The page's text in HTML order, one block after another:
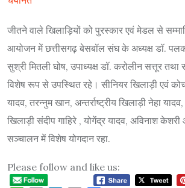
जीतने वाले खिलाड़ियों को पुरस्कार एवं मेडल से
आयोजन में छत्तीसगढ़ बेसबॉल संघ के अध्यक्ष डॉ.
सुश्री मितली घोष, उपाध्यक्ष डॉ. करोलीन सत्तूर
विशेष रूप से उपस्थित रहे। सीनियर खिलाड़ी एवं
यादव, तरन्नुम खान, अन्तर्राष्ट्रीय खिलाड़ी नेहा
खिलाड़ी संदीप गाहिरे , योगेंद्र यादव, अविनाश
सञ्चालन में विशेष योगदान रहा.
Please follow and like us: